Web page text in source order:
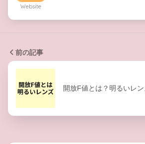
Website
前の記事
開放F値とは？明るいレ